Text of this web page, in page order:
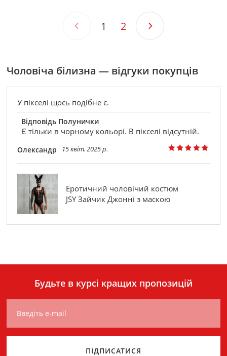
1 2
Чоловіча білизна — відгуки покупців
У пікселі щось подібне є.
Відповідь Полунички
Є тільки в чорному кольорі. В пікселі відсутній.
Олександр 15 квіт. 2025 р.
Еротичний чоловічий костюм
JSY Зайчик Джонні з маскою
Будьте в курсі кращих пропозицій
Введіть e-mail
ПІДПИСАТИСЯ